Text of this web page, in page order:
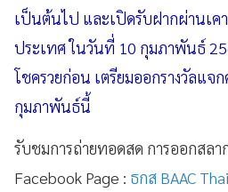
เป็นต้นไป และเปิดรับฝากผ่านเค
ประเทศ ในวันที่ 10 กุมภาพันธ์
โชครวยก่อน เตรียมออกรางวัลแจ
กุมภาพันธ์นี้
รับชมการถ่ายทอดสด การออกสล
Facebook Page : ธกส BAAC